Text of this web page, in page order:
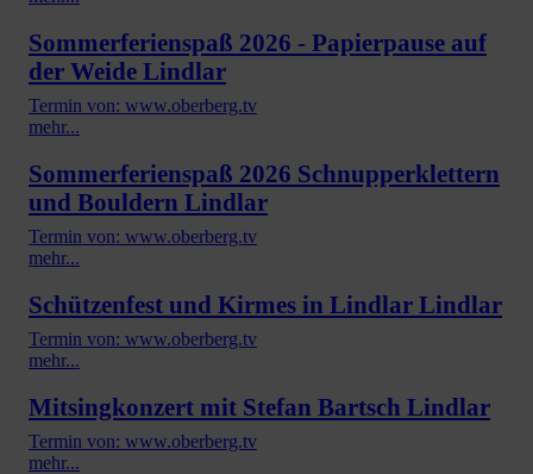
Sommerferienspaß 2026 - Papierpause auf
der Weide Lindlar
Termin von: www.oberberg.tv
mehr...
Sommerferienspaß 2026 Schnupperklettern
und Bouldern Lindlar
Termin von: www.oberberg.tv
mehr...
Schützenfest und Kirmes in Lindlar Lindlar
Termin von: www.oberberg.tv
mehr...
Mitsingkonzert mit Stefan Bartsch Lindlar
Termin von: www.oberberg.tv
mehr...